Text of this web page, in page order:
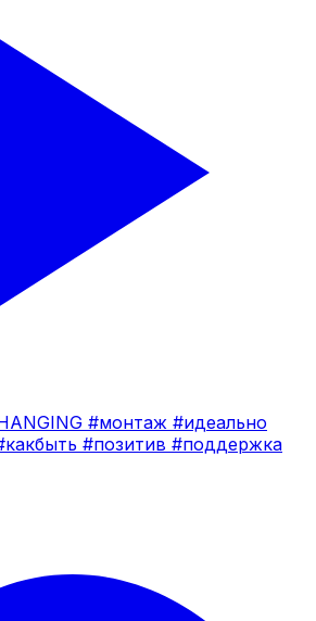
#монтаж #идеально
#позитив #поддержка